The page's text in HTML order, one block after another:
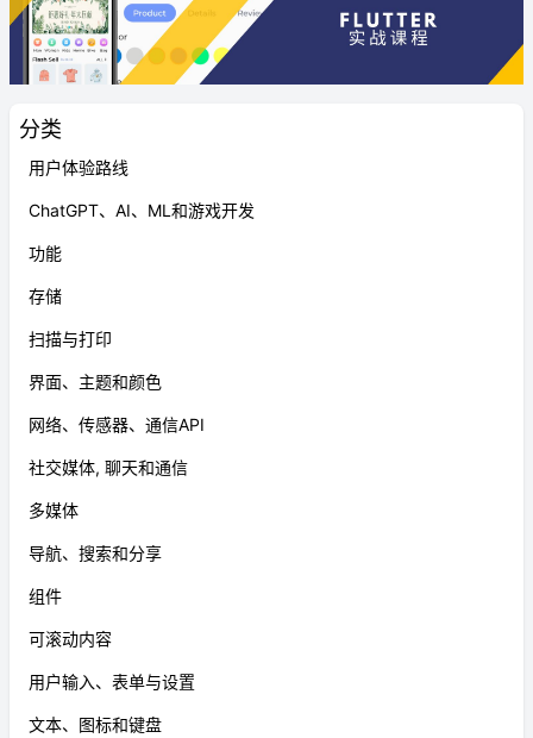
分类
用户体验路线
ChatGPT、AI、ML和游戏开发
功能
存储
扫描与打印
界面、主题和颜色
网络、传感器、通信API
社交媒体, 聊天和通信
多媒体
导航、搜索和分享
组件
可滚动内容
用户输入、表单与设置
文本、图标和键盘